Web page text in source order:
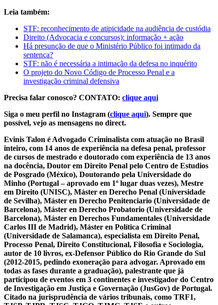
Leia também:
STF: reconhecimento de atipicidade na audiência de custódia
Direito (Advocacia e concursos): informação + ação
Há presunção de que o Ministério Público foi intimado da
sentença?
STF: não é necessária a intimação da defesa no inquérito
O projeto do Novo Código de Processo Penal e a
investigação criminal defensiva
Precisa falar conosco? CONTATO: clique aqui
Siga o meu perfil no Instagram (clique aqui). Sempre que
possível, vejo as mensagens no direct.
Evinis Talon é Advogado Criminalista com atuação no Brasil
inteiro, com 14 anos de experiência na defesa penal, professor
de cursos de mestrado e doutorado com experiência de 13 anos
na docência, Doutor em Direito Penal pelo Centro de Estudios
de Posgrado (México), Doutorando pela Universidade do
Minho (Portugal – aprovado em 1º lugar duas vezes), Mestre
em Direito (UNISC), Máster en Derecho Penal (Universidade
de Sevilha), Máster en Derecho Penitenciario (Universidade de
Barcelona), Máster en Derecho Probatorio (Universidade de
Barcelona), Máster en Derechos Fundamentales (Universidade
Carlos III de Madrid), Máster en Política Criminal
(Universidade de Salamanca), especialista em Direito Penal,
Processo Penal, Direito Constitucional, Filosofia e Sociologia,
autor de 10 livros, ex-Defensor Público do Rio Grande do Sul
(2012-2015, pedindo exoneração para advogar. Aprovado em
todas as fases durante a graduação), palestrante que já
participou de eventos em 3 continentes e investigador do Centro
de Investigação em Justiça e Governação (JusGov) de Portugal.
Citado na jurisprudência de vários tribunais, como TRF1,